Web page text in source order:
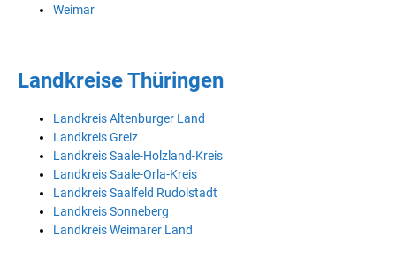
Weimar
Landkreise Thüringen
Landkreis Altenburger Land
Landkreis Greiz
Landkreis Saale-Holzland-Kreis
Landkreis Saale-Orla-Kreis
Landkreis Saalfeld Rudolstadt
Landkreis Sonneberg
Landkreis Weimarer Land